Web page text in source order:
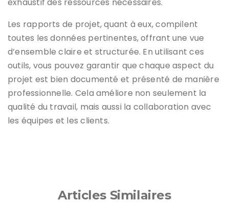
Les rapports de projet, quant à eux, compilent
toutes les données pertinentes, offrant une vue
d’ensemble claire et structurée. En utilisant ces
outils, vous pouvez garantir que chaque aspect du
projet est bien documenté et présenté de manière
professionnelle. Cela améliore non seulement la
qualité du travail, mais aussi la collaboration avec
les équipes et les clients.
Articles Similaires